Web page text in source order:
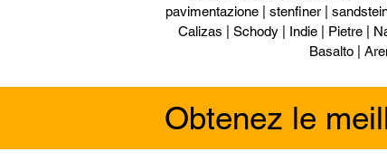
pavimentazione | stenfiner |
Calizas | Schody | Indie | Pietre |
Basalto |
Obtenez le